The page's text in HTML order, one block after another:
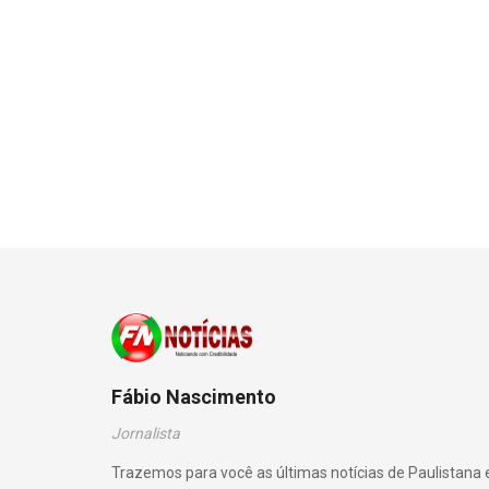
Fábio Nascimento
Jornalista
Trazemos para você as últimas notícias de Paulistana